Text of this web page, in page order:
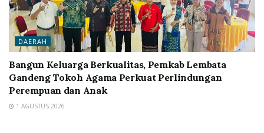
DAERAH
Bangun Keluarga Berkualitas, Pemkab Lembata
Gandeng Tokoh Agama Perkuat Perlindungan
Perempuan dan Anak
1 AGUSTUS 2026